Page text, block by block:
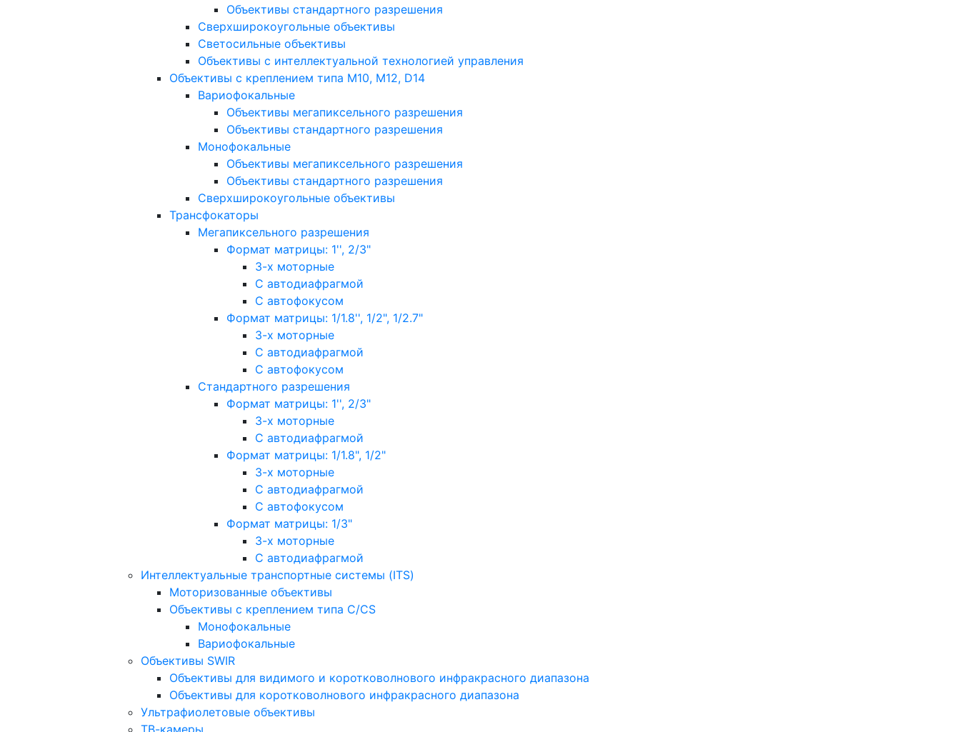
Объективы стандартного разрешения
Сверхширокоугольные объективы
Светосильные объективы
Объективы с интеллектуальной технологией управления
Объективы с креплением типа M10, M12, D14
Вариофокальные
Объективы мегапиксельного разрешения
Объективы стандартного разрешения
Монофокальные
Объективы мегапиксельного разрешения
Объективы стандартного разрешения
Сверхширокоугольные объективы
Трансфокаторы
Мегапиксельного разрешения
Формат матрицы: 1'', 2/3"
3-х моторные
С автодиафрагмой
С автофокусом
Формат матрицы: 1/1.8'', 1/2", 1/2.7"
3-х моторные
С автодиафрагмой
С автофокусом
Стандартного разрешения
Формат матрицы: 1'', 2/3"
3-х моторные
С автодиафрагмой
Формат матрицы: 1/1.8", 1/2"
3-х моторные
С автодиафрагмой
С автофокусом
Формат матрицы: 1/3"
3-х моторные
С автодиафрагмой
Интеллектуальные транспортные системы (ITS)
Моторизованные объективы
Объективы с креплением типа C/CS
Монофокальные
Вариофокальные
Объективы SWIR
Объективы для видимого и коротковолнового инфракрасного диапазона
Объективы для коротковолнового инфракрасного диапазона
Ультрафиолетовые объективы
ТВ-камеры